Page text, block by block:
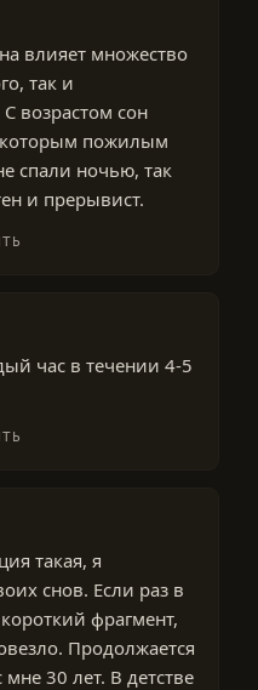
влияет множество
так и
возрастом сон
пожилым
спали ночью, так
и прерывист.
час в течении 4-5
такая, я
снов. Если раз в
фрагмент,
Продолжается
30 лет. В детстве